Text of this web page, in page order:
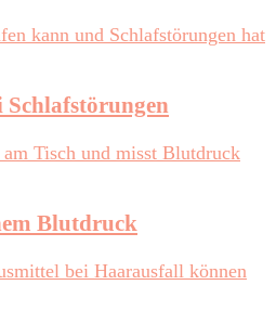
Blutdruck